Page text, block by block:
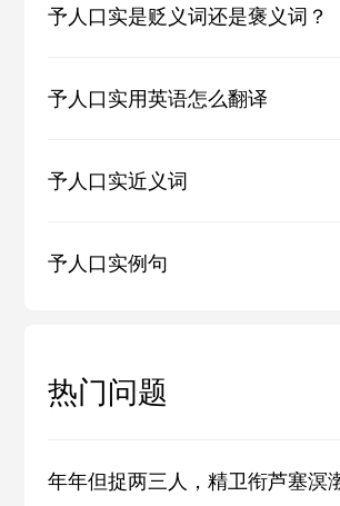
予人口实是贬义词还是褒义词？
予人口实用英语怎么翻译
予人口实近义词
予人口实例句
热门问题
年年但捉两三人，精卫衔芦塞溟